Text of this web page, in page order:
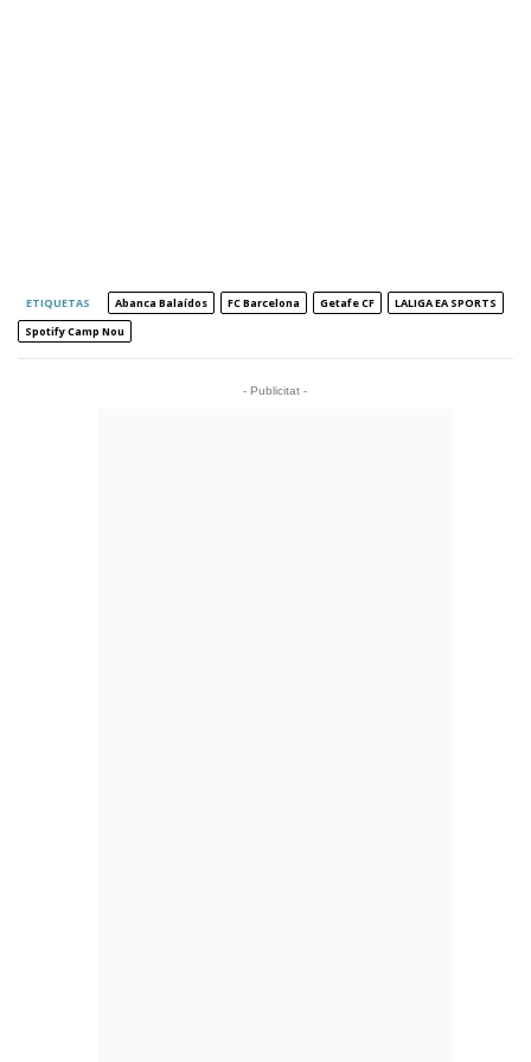
ETIQUETAS Abanca Balaídos FC Barcelona Getafe CF
LALIGA EA SPORTS
Spotify Camp Nou
- Publicitat -